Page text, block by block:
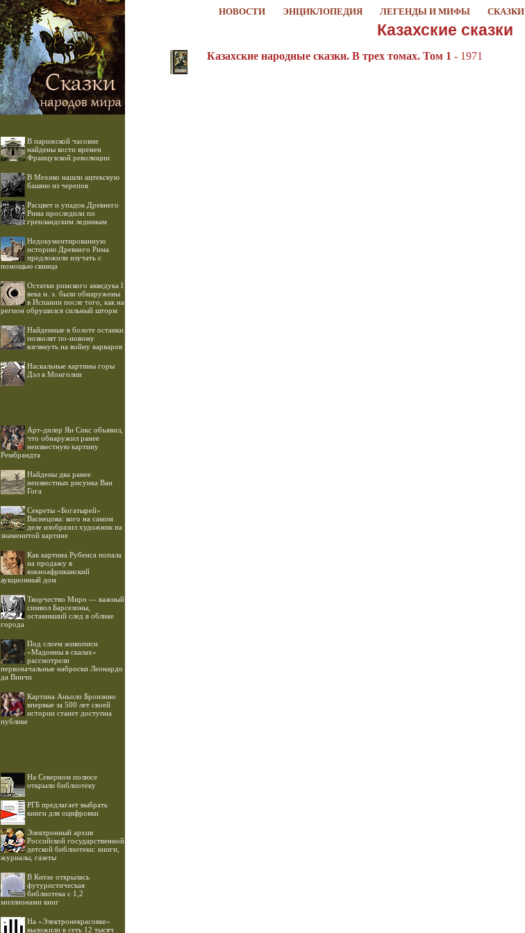
НОВОСТИ ЭНЦИКЛОПЕДИЯ ЛЕГЕНДЫ И МИФЫ СКАЗКИ
В парижской часовне
найдены кости времен
Французской революции
В Мехико нашли ацтекскую
башню из черепов
Расцвет и упадок Древнего
Рима проследили по
гренландским ледникам
Недокументированную
историю Древнего Рима
предложили изучать с
помощью свинца
Остатки римского акведука I
века н. э. были обнаружены
в Испании после того, как на
регион обрушился сильный шторм
Найденные в болоте останки
позволят по-новому
взглянуть на войну варваров
Наскальные картины горы
Дэл в Монголии
Арт-дилер Ян Сикс объявил,
что обнаружил ранее
неизвестную картину
Рембрандта
Найдены два ранее
неизвестных рисунка Ван
Гога
Секреты «Богатырей»
Васнецова: кого на самом
деле изобразил художник на
знаменитой картине
Как картина Рубенса попала
на продажу в
южноафриканский
аукционный дом
Творчество Миро — важный
символ Барселоны,
оставивший след в облике
города
Под слоем живописи
«Мадонны в скалах»
рассмотрели
первоначальные наброски Леонардо
да Винчи
Картина Аньоло Бронзино
впервые за 500 лет своей
истории станет доступна
публике
На Северном полюсе
открыли библиотеку
РГБ предлагает выбрать
книги для оцифровки
Электронный архив
Российской государственной
детской библиотеки: книги,
журналы, газеты
В Китае открылась
футуристическая
библиотека с 1,2
миллионами книг
На «Электронекрасовке»
выложили в сеть 12 тысяч
Казахские сказки
Казахские народные сказки. В трех томах. Том 1 - 1971